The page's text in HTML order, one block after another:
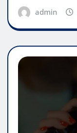
admin